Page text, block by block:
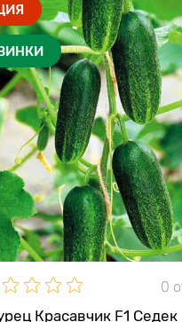
0
Красавчик F1 Седек